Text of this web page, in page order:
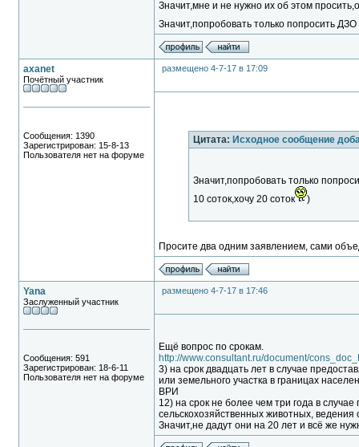
Значит,мне и не нужно их об этом
Значит,попробовать только попросить
axanet
Почётный участник
Сообщения: 1390
Зарегистрирован: 15-8-13
Пользователя нет на форуме
размещено 4-7-17 в 17:09
Цитата: Исходное сообщение
Значит,попробовать только
10 соток,хочу 20 соток
)
Просите два одним заявлением, сами
Yana
Заслуженный участник
Сообщения: 591
Зарегистрирован: 18-6-11
Пользователя нет на форуме
размещено 4-7-17 в 17:46
Ещё вопрос по срокам.
http://www.consultant.ru/document/
3) на срок двадцать лет в случае
или земельного участка в границах
ВРИ
12) на срок не более чем три года в
сельскохозяйственных животных, ведения
Значит,не дадут они на 20 лет и всё же